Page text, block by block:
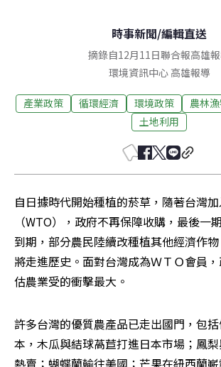
時事新聞/編輯直送
摘錄自12月11日聯合報高雄
環境資訊中心 高雄報導
產業政策 循環經濟 環境政策 農林
土地利用
自日據時代開始種植的菸草，隨著台灣
（WTO），政府不再保障收購，最後一
到期，部分農民陸續改種植其他經濟作
將走進歷史。面對台灣成為ＷＴＯ會員
估農業受的衝擊最大。
許多台灣的優質農產品已走出國門，包
本，木瓜與結球萵苣打進日本市場；鳳
熱賣；蝴蝶蘭輸往美國；芒果在紐西蘭